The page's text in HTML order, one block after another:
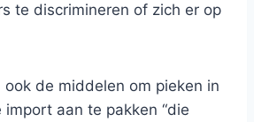
te discrimineren of zich er op
de middelen om pieken in
import aan te pakken “die